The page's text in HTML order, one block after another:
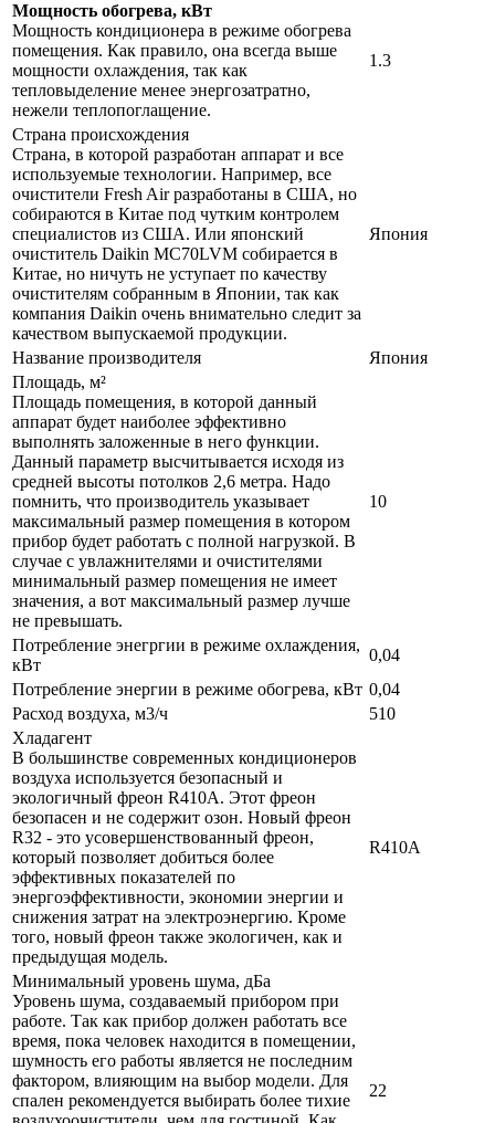
Мощность обогрева, кВт
Мощность кондиционера в режиме обогрева
помещения. Как правило, она всегда выше
мощности охлаждения, так как
тепловыделение менее энергозатратно,
нежели теплопоглащение.
1.3
Страна происхождения
Страна, в которой разработан аппарат и все
используемые технологии. Например, все
очистители Fresh Air разработаны в США, но
собираются в Китае под чутким контролем
специалистов из США. Или японский
очиститель Daikin MC70LVM собирается в
Китае, но ничуть не уступает по качеству
очистителям собранным в Японии, так как
компания Daikin очень внимательно следит за
качеством выпускаемой продукции.
Япония
Название производителя
Япония
Площадь, м²
Площадь помещения, в которой данный
аппарат будет наиболее эффективно
выполнять заложенные в него функции.
Данный параметр высчитывается исходя из
средней высоты потолков 2,6 метра. Надо
помнить, что производитель указывает
максимальный размер помещения в котором
прибор будет работать с полной нагрузкой. В
случае с увлажнителями и очистителями
минимальный размер помещения не имеет
значения, а вот максимальный размер лучше
не превышать.
10
Потребление энегргии в режиме охлаждения,
кВт
0,04
Потребление энергии в режиме обогрева, кВт 0,04
Расход воздуха, м3/ч
510
Хладагент
В большинстве современных кондиционеров
воздуха используется безопасный и
экологичный фреон R410A. Этот фреон
безопасен и не содержит озон. Новый фреон
R32 - это усовершенствованный фреон,
который позволяет добиться более
эффективных показателей по
энергоэффективности, экономии энергии и
снижения затрат на электроэнергию. Кроме
того, новый фреон также экологичен, как и
предыдущая модель.
R410A
Минимальный уровень шума, дБа
Уровень шума, создаваемый прибором при
работе. Так как прибор должен работать все
время, пока человек находится в помещении,
шумность его работы является не последним
фактором, влияющим на выбор модели. Для
спален рекомендуется выбирать более тихие
22